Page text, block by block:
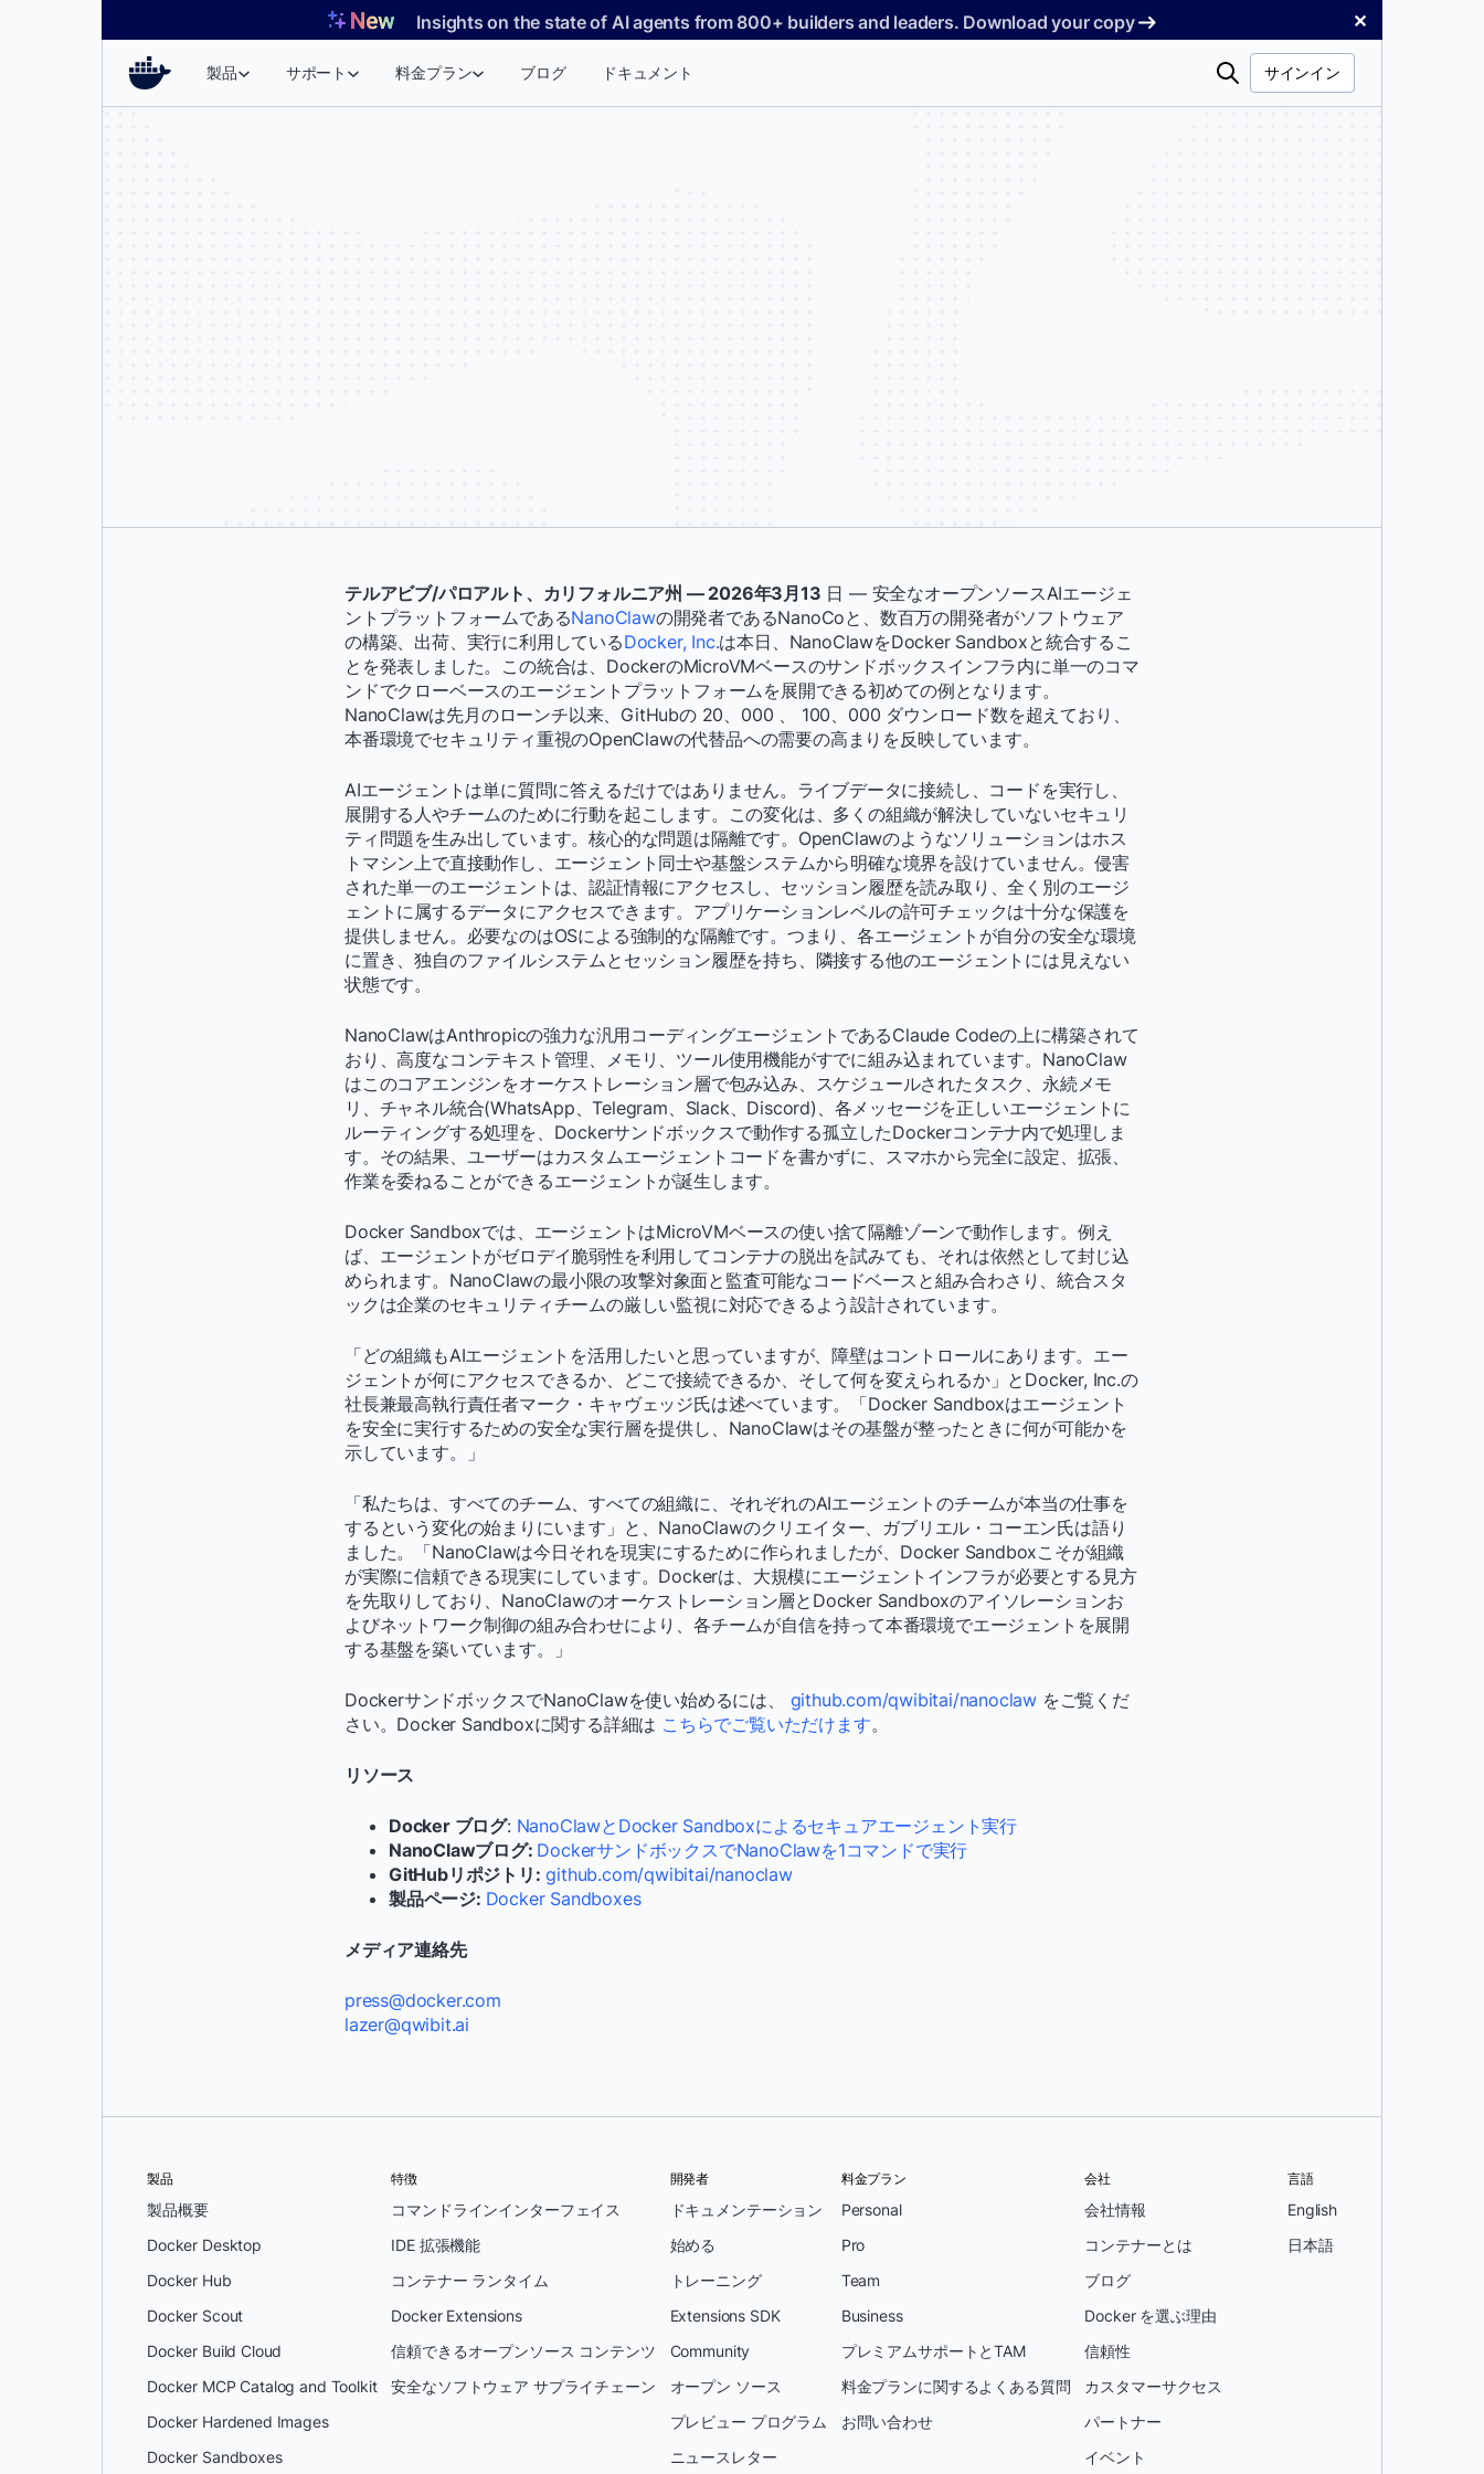
Insights on the state of AI agents from 800+ builders and leaders. Download your copy ✕
製品 サポート 料金プラン ブログ ドキュメント
検
サインイン
テルアビブ/パロアルト、カリフォルニア州 — 2026年3月13 日 — 安全なオープンソースAIエージェ
ントプラットフォームであるNanoClawの開発者であるNanoCoと、数百万の開発者がソフトウェア
の構築、出荷、実行に利用しているDocker, Inc.は本日、NanoClawをDocker Sandboxと統合するこ
とを発表しました。この統合は、DockerのMicroVMベースのサンドボックスインフラ内に単一のコマ
ンドでクローベースのエージェントプラットフォームを展開できる初めての例となります。
NanoClawは先月のローンチ以来、GitHubの 20、000 、 100、000 ダウンロード数を超えており、
本番環境でセキュリティ重視のOpenClawの代替品への需要の高まりを反映しています。
AIエージェントは単に質問に答えるだけではありません。ライブデータに接続し、コードを実行し、
展開する人やチームのために行動を起こします。この変化は、多くの組織が解決していないセキュリ
ティ問題を生み出しています。核心的な問題は隔離です。OpenClawのようなソリューションはホス
トマシン上で直接動作し、エージェント同士や基盤システムから明確な境界を設けていません。侵害
された単一のエージェントは、認証情報にアクセスし、セッション履歴を読み取り、全く別のエージ
ェントに属するデータにアクセスできます。アプリケーションレベルの許可チェックは十分な保護を
提供しません。必要なのはOSによる強制的な隔離です。つまり、各エージェントが自分の安全な環境
に置き、独自のファイルシステムとセッション履歴を持ち、隣接する他のエージェントには見えない
状態です。
NanoClawはAnthropicの強力な汎用コーディングエージェントであるClaude Codeの上に構築されて
おり、高度なコンテキスト管理、メモリ、ツール使用機能がすでに組み込まれています。NanoClaw
はこのコアエンジンをオーケストレーション層で包み込み、スケジュールされたタスク、永続メモ
リ、チャネル統合(WhatsApp、Telegram、Slack、Discord)、各メッセージを正しいエージェントに
ルーティングする処理を、Dockerサンドボックスで動作する孤立したDockerコンテナ内で処理しま
す。その結果、ユーザーはカスタムエージェントコードを書かずに、スマホから完全に設定、拡張、
作業を委ねることができるエージェントが誕生します。
Docker Sandboxでは、エージェントはMicroVMベースの使い捨て隔離ゾーンで動作します。例え
ば、エージェントがゼロデイ脆弱性を利用してコンテナの脱出を試みても、それは依然として封じ込
められます。NanoClawの最小限の攻撃対象面と監査可能なコードベースと組み合わさり、統合スタ
ックは企業のセキュリティチームの厳しい監視に対応できるよう設計されています。
「どの組織もAIエージェントを活用したいと思っていますが、障壁はコントロールにあります。エー
ジェントが何にアクセスできるか、どこで接続できるか、そして何を変えられるか」とDocker, Inc.の
社長兼最高執行責任者マーク・キャヴェッジ氏は述べています。「Docker Sandboxはエージェント
を安全に実行するための安全な実行層を提供し、NanoClawはその基盤が整ったときに何が可能かを
示しています。」
「私たちは、すべてのチーム、すべての組織に、それぞれのAIエージェントのチームが本当の仕事を
するという変化の始まりにいます」と、NanoClawのクリエイター、ガブリエル・コーエン氏は語り
ました。「NanoClawは今日それを現実にするために作られましたが、Docker Sandboxこそが組織
が実際に信頼できる現実にしています。Dockerは、大規模にエージェントインフラが必要とする見方
を先取りしており、NanoClawのオーケストレーション層とDocker Sandboxのアイソレーションお
よびネットワーク制御の組み合わせにより、各チームが自信を持って本番環境でエージェントを展開
する基盤を築いています。」
DockerサンドボックスでNanoClawを使い始めるには、 github.com/qwibitai/nanoclaw をご覧くだ
さい。Docker Sandboxに関する詳細は こちらでご覧いただけます。
リソース
Docker ブログ: NanoClawとDocker Sandboxによるセキュアエージェント実行
NanoClawブログ: DockerサンドボックスでNanoClawを1コマンドで実行
GitHubリポジトリ: github.com/qwibitai/nanoclaw
製品ページ: Docker Sandboxes
メディア連絡先
press@docker.com
lazer@qwibit.ai
製品
製品概要
Docker Desktop
Docker Hub
Docker Scout
Docker Build Cloud
Docker MCP Catalog and Toolkit
Docker Hardened Images
Docker Sandboxes
特徴
コマンドラインインターフェイス
IDE 拡張機能
コンテナー ランタイム
Docker Extensions
信頼できるオープンソース コンテンツ
安全なソフトウェア サプライチェーン
開発者
ドキュメンテーション
始める
トレーニング
Extensions SDK
Community
オープン ソース
プレビュー プログラム
ニュースレター
料金プラン
Personal
Pro
Team
Business
プレミアムサポートとTAM
料金プランに関するよくある質問
お問い合わせ
会社
会社情報
コンテナーとは
ブログ
Docker を選ぶ理由
信頼性
カスタマーサクセス
パートナー
イベント
言語
English
日本語